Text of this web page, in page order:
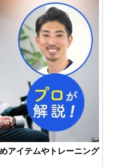
アイテムやトレーニング